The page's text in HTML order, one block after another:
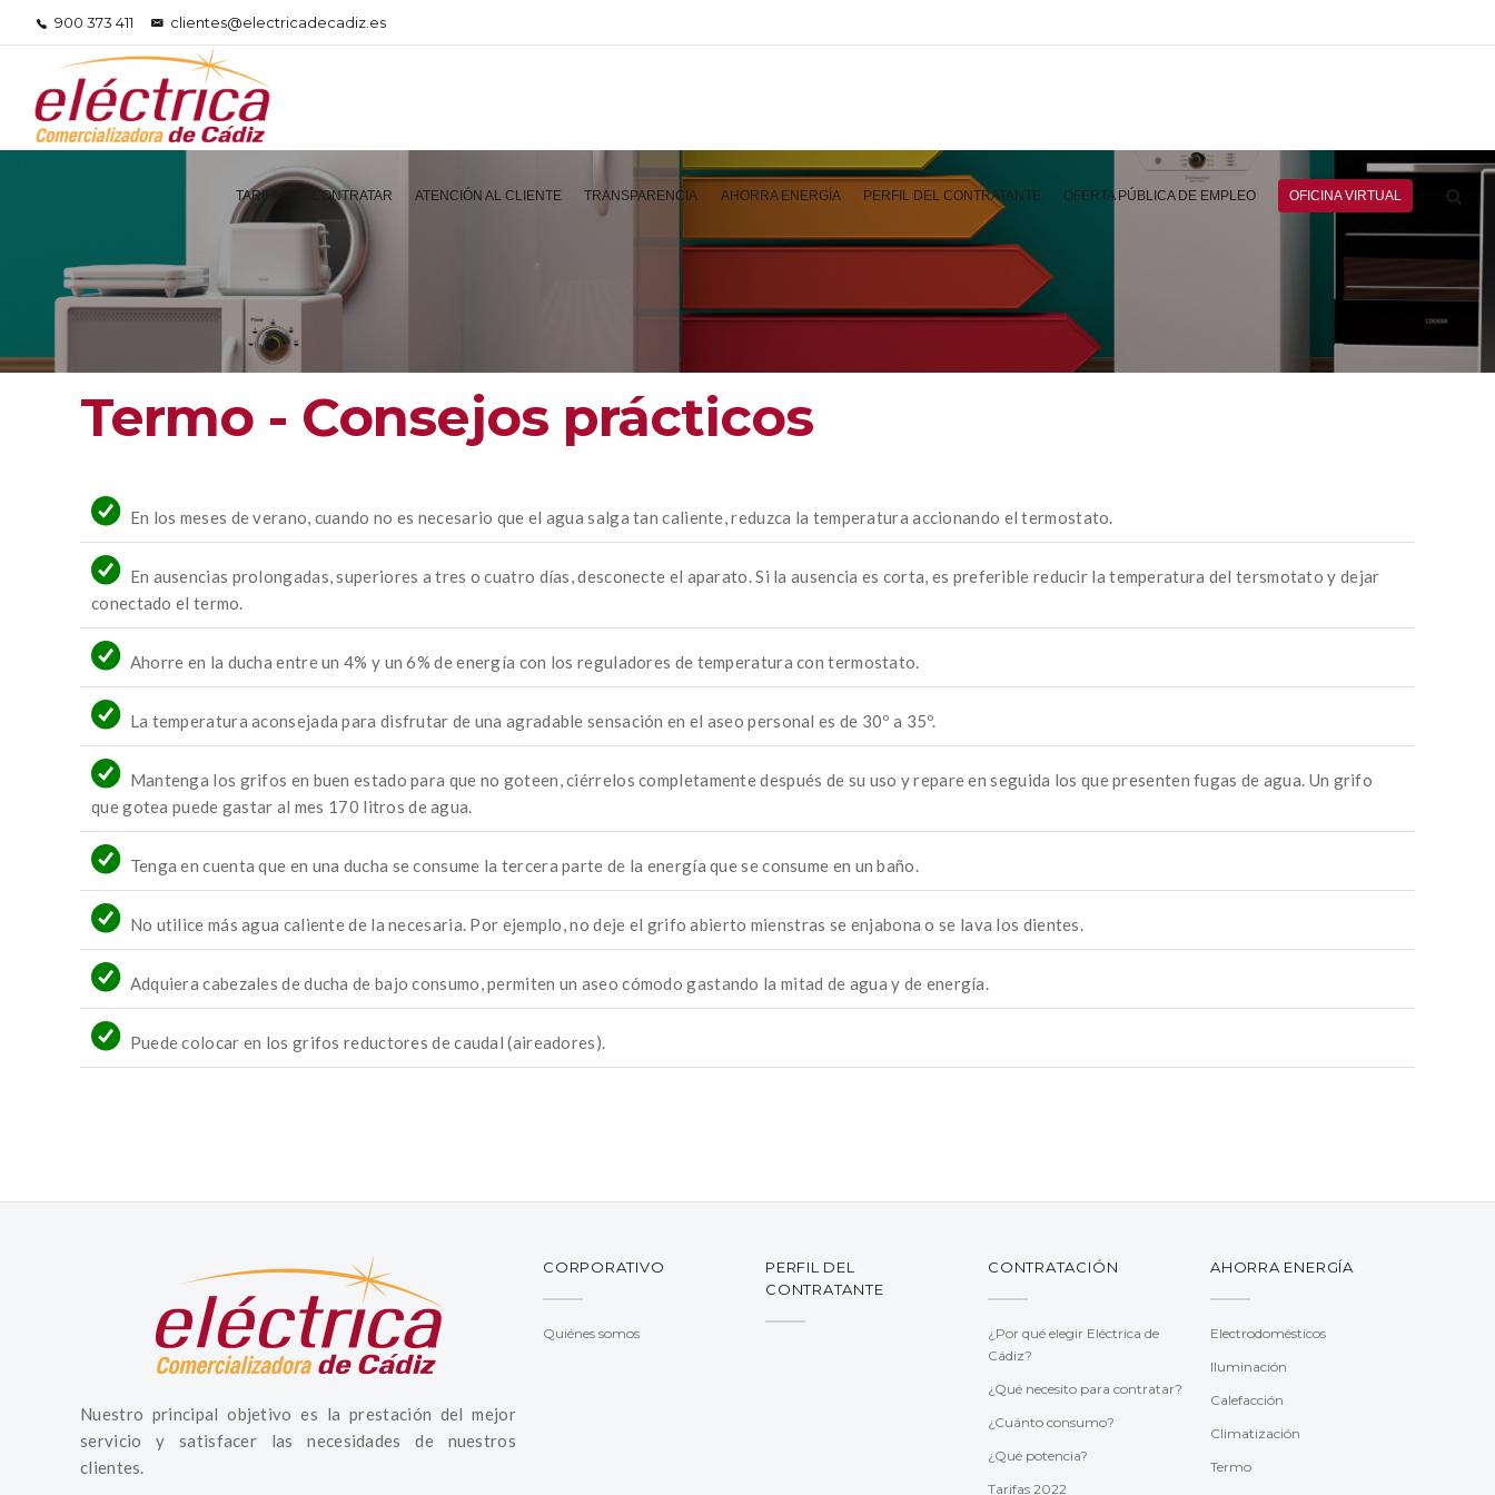
900 373 411 clientes@electricadecadiz.es
TARIFAS CONTRATAR ATENCIÓN AL CLIENTE TRANSPARENCIA AHORRA ENERGÍA PERFIL DEL CONTRATANTE OFERTA PÚBLICA DE EMPLEO OFICINA VIRTUAL
Termo - Consejos prácticos
En los meses de verano, cuando no es necesario que el agua salga tan caliente, reduzca la temperatura accionando el termostato.
En ausencias prolongadas, superiores a tres o cuatro días, desconecte el aparato. Si la ausencia es corta, es preferible reducir la temperatura del tersmotato y dejar
conectado el termo.
Ahorre en la ducha entre un 4% y un 6% de energía con los reguladores de temperatura con termostato.
La temperatura aconsejada para disfrutar de una agradable sensación en el aseo personal es de 30º a 35º.
Mantenga los grifos en buen estado para que no goteen, ciérrelos completamente después de su uso y repare en seguida los que presenten fugas de agua. Un grifo
que gotea puede gastar al mes 170 litros de agua.
Tenga en cuenta que en una ducha se consume la tercera parte de la energía que se consume en un baño.
No utilice más agua caliente de la necesaria. Por ejemplo, no deje el grifo abierto mienstras se enjabona o se lava los dientes.
Adquiera cabezales de ducha de bajo consumo, permiten un aseo cómodo gastando la mitad de agua y de energía.
Puede colocar en los grifos reductores de caudal (aireadores).
Nuestro principal objetivo es la prestación del mejor
servicio y satisfacer las necesidades de nuestros
clientes.
CORPORATIVO
Quiénes somos
PERFIL DEL
CONTRATANTE
CONTRATACIÓN
¿Por qué elegir Eléctrica de
Cádiz?
¿Qué necesito para contratar?
¿Cuánto consumo?
¿Qué potencia?
Tarifas 2022
AHORRA ENERGÍA
Electrodomésticos
Iluminación
Calefacción
Climatización
Termo